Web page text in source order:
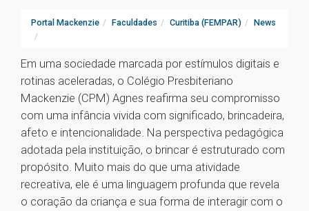
Portal Mackenzie Faculdades Curitiba (FEMPAR) News
Em uma sociedade marcada por estímulos digitais e
rotinas aceleradas, o Colégio Presbiteriano
Mackenzie (CPM) Agnes reafirma seu compromisso
com uma infância vivida com significado, brincadeira,
afeto e intencionalidade. Na perspectiva pedagógica
adotada pela instituição, o brincar é estruturado com
propósito. Muito mais do que uma atividade
recreativa, ele é uma linguagem profunda que revela
o coração da criança e sua forma de interagir com o